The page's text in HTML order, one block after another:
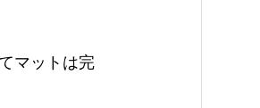
マットは完